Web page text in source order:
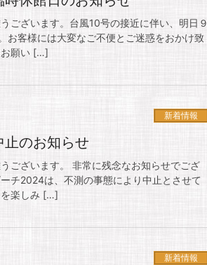
ございます。台風10号の接近に伴い、明日９
お客様には大変なご不便とご迷惑をおかけ致
お願い […]
新着情報
止のお知らせ
ございます。 非常に残念なお知らせでござ
チ2024は、不測の事態により中止とさせて
を楽しみ […]
新着情報